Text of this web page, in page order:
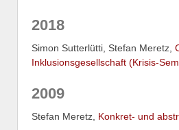
2018
Simon Sutterlütti, Stefan Meretz,
Inklusionsgesellschaft (Krisis-
2009
Stefan Meretz, Konkret- und